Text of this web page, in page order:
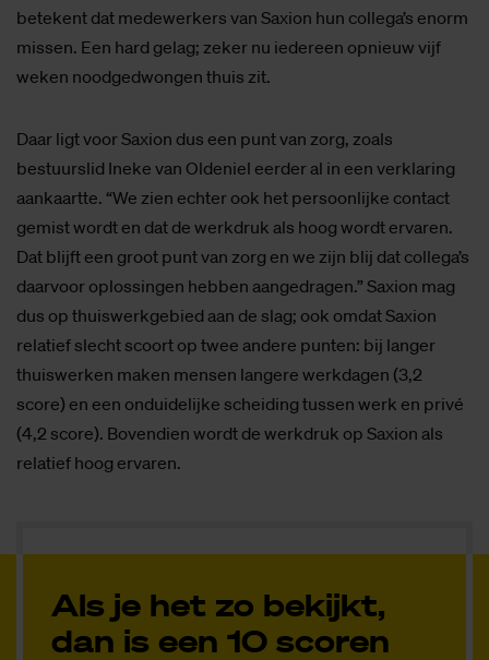
betekent dat medewerkers van Saxion hun collega’s enorm
missen. Een hard gelag; zeker nu iedereen opnieuw vijf
weken noodgedwongen thuis zit.
Daar ligt voor Saxion dus een punt van zorg, zoals
bestuurslid Ineke van Oldeniel eerder al in een verklaring
aankaartte. “We zien echter ook het persoonlijke contact
gemist wordt en dat de werkdruk als hoog wordt ervaren.
Dat blijft een groot punt van zorg en we zijn blij dat collega’s
daarvoor oplossingen hebben aangedragen.” Saxion mag
dus op thuiswerkgebied aan de slag; ook omdat Saxion
relatief slecht scoort op twee andere punten: bij langer
thuiswerken maken mensen langere werkdagen (3,2
score) en een onduidelijke scheiding tussen werk en privé
(4,2 score). Bovendien wordt de werkdruk op Saxion als
relatief hoog ervaren.
Als je het zo bekijkt,
dan is een 10 scoren